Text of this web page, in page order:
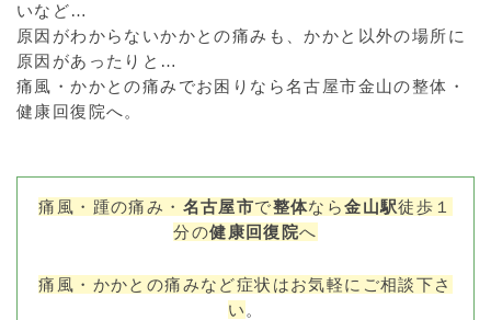
いなど…
原因がわからないかかとの痛みも、かかと以外の場所に
原因があったりと…
痛風・かかとの痛みでお困りなら名古屋市金山の整体・
健康回復院へ。
痛風・踵の痛み・ 名古屋市で整体なら金山駅徒歩１
分の健康回復院へ
痛風・かかとの痛みなど症状はお気軽にご相談下さ
い 。